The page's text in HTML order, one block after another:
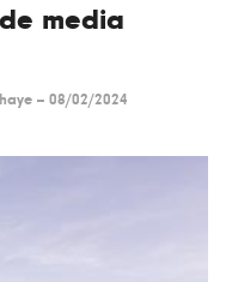
media
-- 08/02/2024